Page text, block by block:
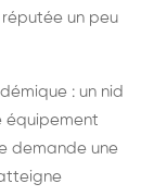
réputée un peu
: un nid
équipement
demande une